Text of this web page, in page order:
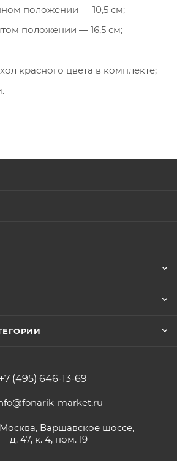
положении — 10,5 см;
положении — 16,5 см;
красного цвета в комплекте;
+7 (495) 646-13-69
market.ru
Варшавское шоссе,
д. 47, к. 4, пом. 19